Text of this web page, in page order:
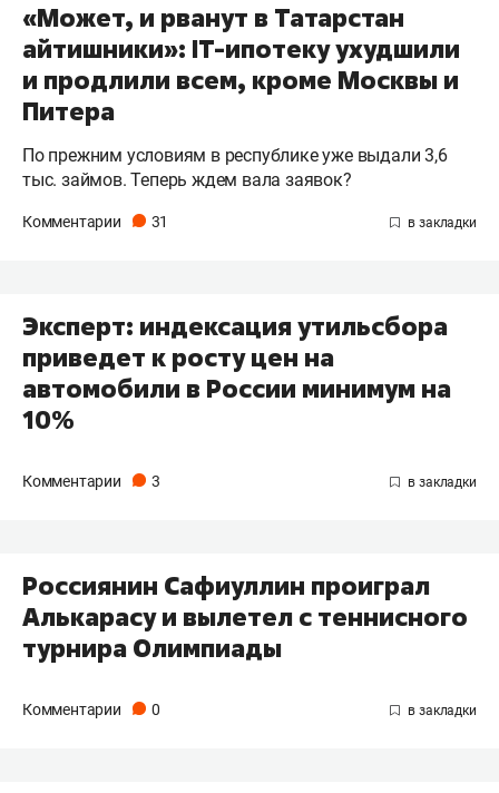
«Может, и рванут в Татарстан
айтишники»: IT-ипотеку ухудшили
и продлили всем, кроме Москвы и
Питера
По прежним условиям в республике уже выдали 3,6
тыс. займов. Теперь ждем вала заявок?
Комментарии 31
Эксперт: индексация утильсбора
приведет к росту цен на
автомобили в России минимум на
10%
Комментарии 3
Россиянин Сафиуллин проиграл
Алькарасу и вылетел с теннисного
турнира Олимпиады
Комментарии 0